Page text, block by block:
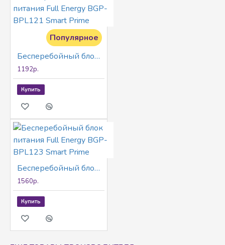
Популярное
Бесперебойный блок питания Full Energy BGP-BPL121 Smart Prime
1192р.
Купить
Бесперебойный блок питания Full Energy BGP-BPL123 Smart Prime
1560р.
Купить